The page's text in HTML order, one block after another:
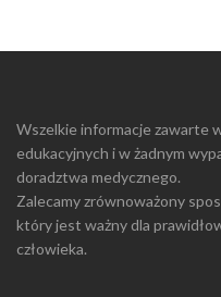
Wszelkie informacje zawarte
edukacyjnych i w żadnym
doradztwa medycznego.
Zalecamy zrównoważony
który jest ważny dla
człowieka.